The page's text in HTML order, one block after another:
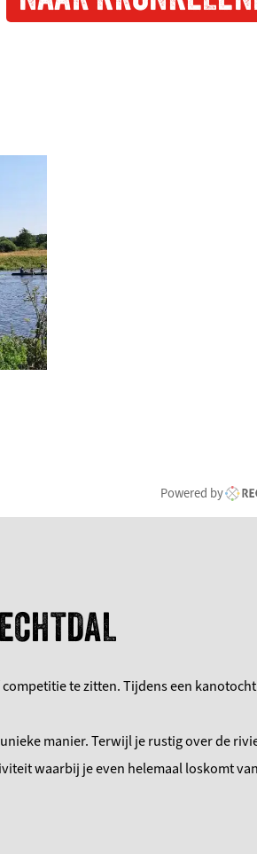
Powered by
te zitten. Tijdens een
manier. Terwijl je rustig over de
waarbij je even helemaal loskomt